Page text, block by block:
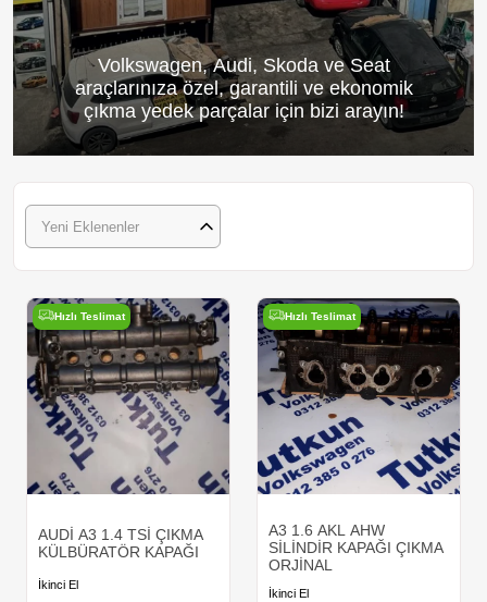
Volkswagen, Audi, Skoda ve Seat
araçlarınıza özel, garantili ve ekonomik
çıkma yedek parçalar için bizi arayın!
Yeni Eklenenler
Hızlı Teslimat
AUDİ A3 1.4 TSİ ÇIKMA
KÜLBÜRATÖR KAPAĞI
İkinci El
Hızlı Teslimat
A3 1.6 AKL AHW
SİLİNDİR KAPAĞI ÇIKMA
ORJİNAL
İkinci El